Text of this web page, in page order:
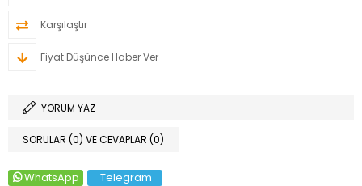
Karşılaştır
Fiyat Düşünce Haber Ver
YORUM YAZ
SORULAR (0) VE CEVAPLAR (0)
WhatsApp Telegram